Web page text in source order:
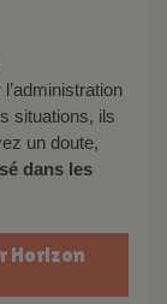
l’administration
situations, ils
un doute,
dans les
Horizon